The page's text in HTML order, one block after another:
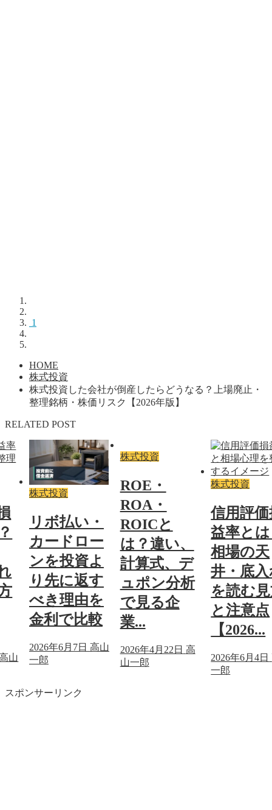
1
HOME
株式投資
株式投資した会社が倒産したらどうなる？上場廃止・
整理銘柄・株価リスク【2026年版】
RELATED POST
山
株式投資
リボ払い・
カードロー
ンを投資よ
り先に返す
べき理由を
金利で比較
2026年6月7日 高山
一郎
株式投資
ROE・
ROA・
ROICと
は？違い、
計算式、デ
ュポン分析
で見る企
業...
2026年4月22日 高
山一郎
株式投資
信用評
益率と
相場の天
井・底
を読む
と注意点
【2026...
2026年6月4日
一郎
スポンサーリンク